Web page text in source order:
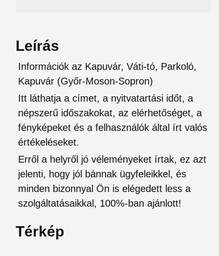
Leírás
Információk az Kapuvár, Váti-tó, Parkoló,
Kapuvár (Győr-Moson-Sopron)
Itt láthatja a címet, a nyitvatartási időt, a
népszerű időszakokat, az elérhetőséget, a
fényképeket és a felhasználók által írt valós
értékeléseket.
Erről a helyről jó véleményeket írtak, ez azt
jelenti, hogy jól bánnak ügyfeleikkel, és
minden bizonnyal Ön is elégedett less a
szolgáltatásaikkal, 100%-ban ajánlott!
Térkép